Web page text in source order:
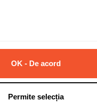
OK - De acord
Permite selecția
950
Normala (dreapta +)
DA
(mm) 394